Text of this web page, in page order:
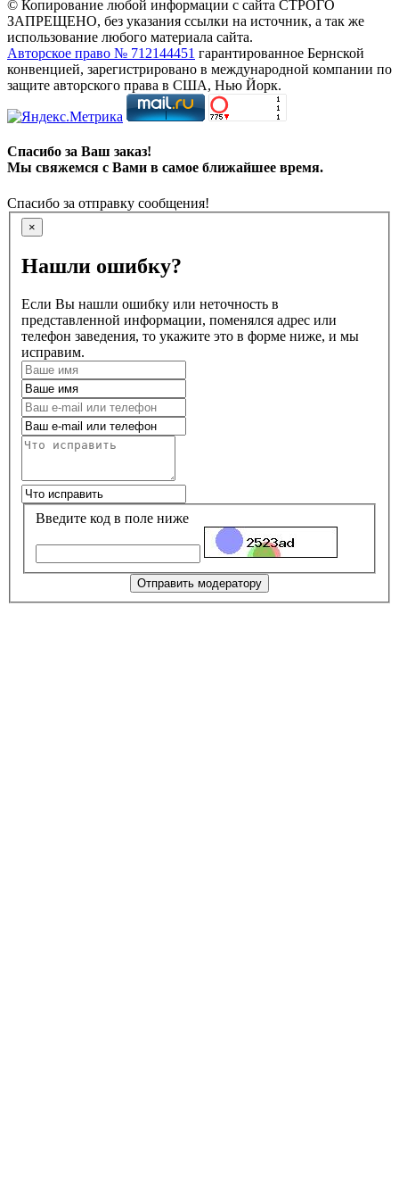
© Копирование любой информации с сайта СТРОГО
ЗАПРЕЩЕНО, без указания ссылки на источник, а так же
использование любого материала сайта.
Авторское право № 712144451 гарантированное Бернской
конвенцией, зарегистрировано в международной компании по
защите авторского права в США, Нью Йорк.
Спасибо за Ваш заказ!
Мы свяжемся с Вами в самое ближайшее время.
Спасибо за отправку сообщения!
×
Нашли ошибку?
Если Вы нашли ошибку или неточность в
представленной информации, поменялся адрес или
телефон заведения, то укажите это в форме ниже, и мы
исправим.
Введите код в поле ниже
Отправить модератору